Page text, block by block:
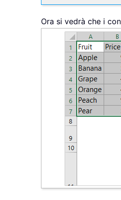
Ora si vedrà che i